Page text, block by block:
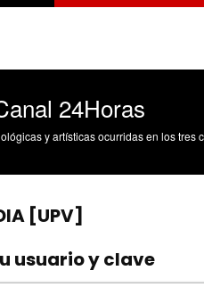
24Horas
y artísticas ocurridas en los tres